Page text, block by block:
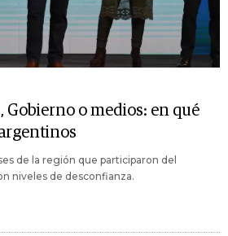
Gobierno o medios: en qué
de la región que participaron del
niveles de desconfianza.